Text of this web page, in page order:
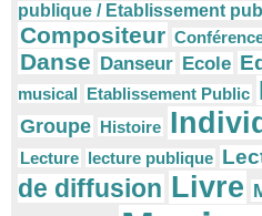
publique / Etablissement
Compositeur
Danse Danseur Ecole
musical Etablissement Public
Groupe Histoire
Lecture lecture publique
de diffusion Livre